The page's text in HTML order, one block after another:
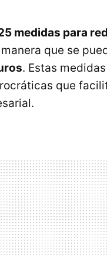
medidas para
que se
. Estas
que